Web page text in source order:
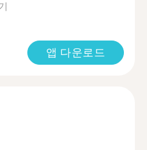
앱 다운로드